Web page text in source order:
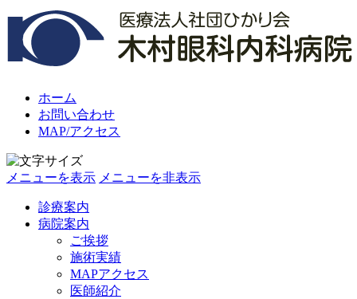
ホーム
お問い合わせ
MAP/アクセス
メニューを表示 メニューを非表示
診療案内
病院案内
ご挨拶
施術実績
MAPアクセス
医師紹介